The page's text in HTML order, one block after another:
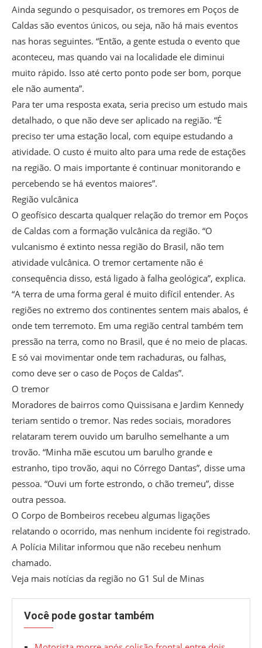
Ainda segundo o pesquisador, os tremores em Poços de
Caldas são eventos únicos, ou seja, não há mais eventos
nas horas seguintes. “Então, a gente estuda o evento que
aconteceu, mas quando vai na localidade ele diminui
muito rápido. Isso até certo ponto pode ser bom, porque
ele não aumenta”.
Para ter uma resposta exata, seria preciso um estudo mais
detalhado, o que não deve ser aplicado na região. “É
preciso ter uma estação local, com equipe estudando a
atividade. O custo é muito alto para uma rede de estações
na região. O mais importante é continuar monitorando e
percebendo se há eventos maiores”.
Região vulcânica
O geofísico descarta qualquer relação do tremor em Poços
de Caldas com a formação vulcânica da região. “O
vulcanismo é extinto nessa região do Brasil, não tem
atividade vulcânica. O tremor certamente não é
consequência disso, está ligado à falha geológica”, explica.
“A terra de uma forma geral é muito difícil entender. As
regiões no extremo dos continentes sentem mais abalos, é
onde tem terremoto. Em uma região central também tem
pressão na terra, como no Brasil, que é no meio de placas.
E só vai movimentar onde tem rachaduras, ou falhas,
como deve ser o caso de Poços de Caldas”.
O tremor
Moradores de bairros como Quissisana e Jardim Kennedy
teriam sentido o tremor. Nas redes sociais, moradores
relataram terem ouvido um barulho semelhante a um
trovão. “Minha mãe escutou um barulho grande e
estranho, tipo trovão, aqui no Córrego Dantas”, disse uma
pessoa. “Ouvi um forte estrondo, o chão tremeu”, disse
outra pessoa.
O Corpo de Bombeiros recebeu algumas ligações
relatando o ocorrido, mas nenhum incidente foi registrado.
A Polícia Militar informou que não recebeu nenhum
chamado.
Veja mais notícias da região no G1 Sul de Minas
Você pode gostar também